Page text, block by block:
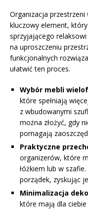
Organizacja
kluczowy element,
sprzyjającego
na uproszczeniu
funkcjonalnych
ułatwić ten proces.
Wybór mebli
które spełniają
z wbudowanymi
można złożyć, gdy
pomagają
Praktyczne
organizerów, które
łóżkiem lub w
porządek, zyskując
Minimalizacja
które mają dla